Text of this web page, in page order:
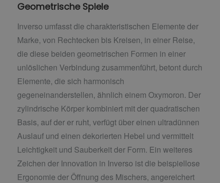
Geometrische Spiele
Inverso umfasst die charakteristischen Elemente der
Marke, von Rechtecken bis Kreisen, in einer Reise,
die diese beiden geometrischen Formen in einer
unlöslichen Verbindung zusammenführt, betont durch
Elemente, die sich harmonisch
gegeneinanderstellen, ähnlich einem Oxymoron. Der
zylindrische Körper kombiniert mit der quadratischen
Basis, auf der er ruht, verfügt über einen ultradünnen
Auslauf und einen dekorierten Hebel und vermittelt
Leichtigkeit und Sauberkeit der Form. Ein weiteres
Zeichen der Innovation in Inverso ist die beispiellose
Ergonomie der Öffnung des Mischers, angereichert